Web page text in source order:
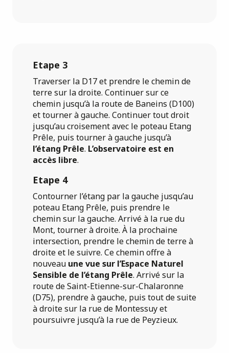
Etape 3
Traverser la D17 et prendre le chemin de
terre sur la droite. Continuer sur ce
chemin jusqu’à la route de Baneins (D100)
et tourner à gauche. Continuer tout droit
jusqu’au croisement avec le poteau Etang
Prêle, puis tourner à gauche jusqu’à
l’étang Prêle. L’observatoire est en
accès libre.
Etape 4
Contourner l’étang par la gauche jusqu’au
poteau Etang Prêle, puis prendre le
chemin sur la gauche. Arrivé à la rue du
Mont, tourner à droite. À la prochaine
intersection, prendre le chemin de terre à
droite et le suivre. Ce chemin offre à
nouveau une vue sur l’Espace Naturel
Sensible de l’étang Prêle. Arrivé sur la
route de Saint-Etienne-sur-Chalaronne
(D75), prendre à gauche, puis tout de suite
à droite sur la rue de Montessuy et
poursuivre jusqu’à la rue de Peyzieux.